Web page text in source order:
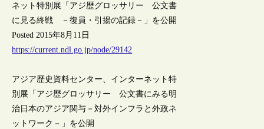
ネット特別展「アジ歴グロッサリー 公文書
に見る終戦 －復員・引揚の記録－」を公開
Posted 2015年8月11日
https://current.ndl.go.jp/node/29142
アジア歴史資料センター、インターネット特
別展「アジ歴グロッサリー 公文書にみる明
治日本のアジア関与－対外インフラと外政ネ
ットワーク－」を公開